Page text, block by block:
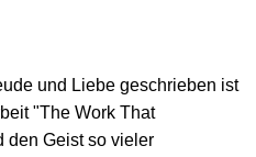
und Liebe geschrieben ist
"The Work That
den Geist so vieler